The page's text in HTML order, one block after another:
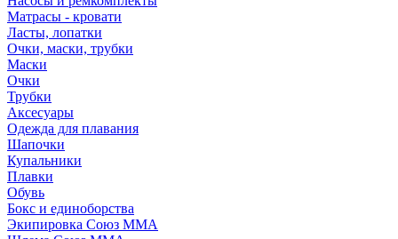
Матрасы - кровати
Ласты, лопатки
Очки, маски, трубки
Маски
Очки
Трубки
Аксесуары
Одежда для плавания
Шапочки
Купальники
Плавки
Обувь
Бокс и единоборства
Экипировка Союз ММА